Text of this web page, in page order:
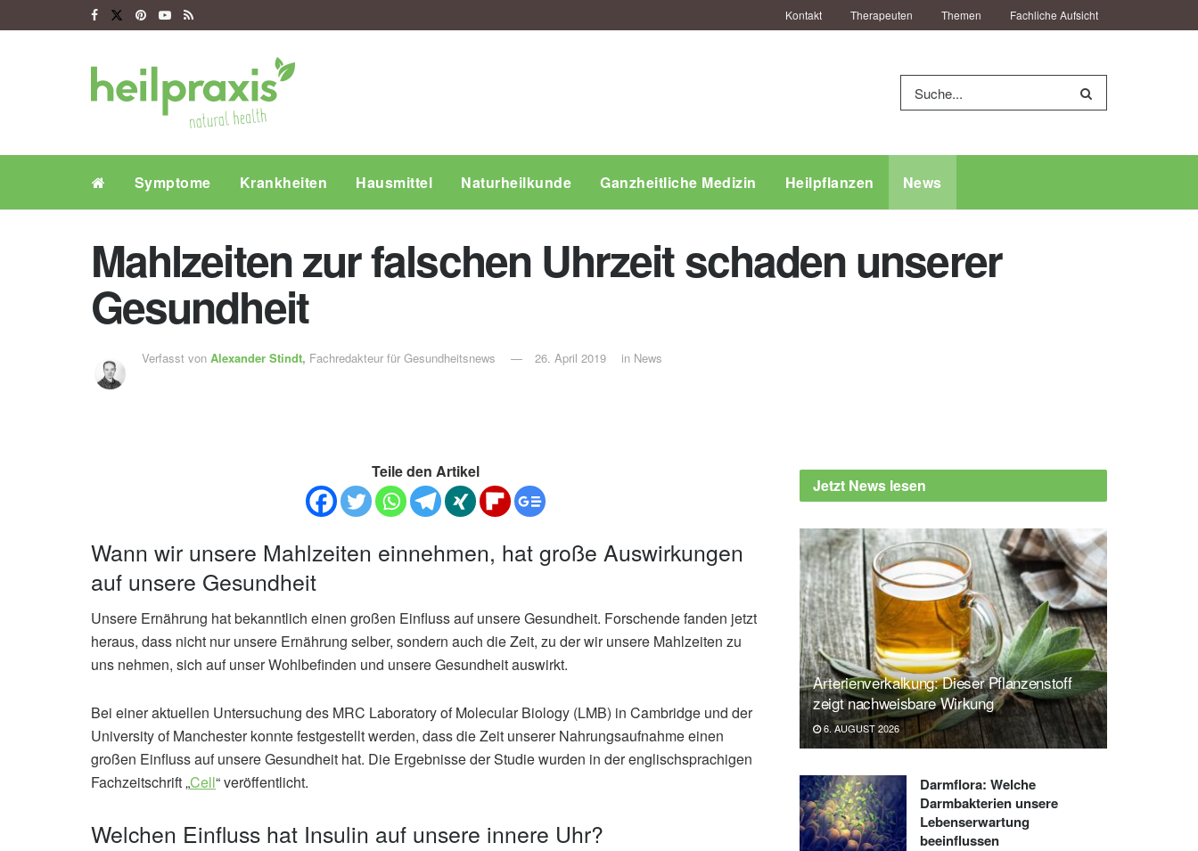
Kontakt Therapeuten Themen Fachliche Aufsicht
Symptome Krankheiten Hausmittel Naturheilkunde Ganzheitliche Medizin Heilpflanzen News
Mahlzeiten zur falschen Uhrzeit schaden unserer
Gesundheit
Verfasst von Alexander Stindt, Fachredakteur für Gesundheitsnews 26. April 2019 in News
Teile den Artikel
Wann wir unsere Mahlzeiten einnehmen, hat große Auswirkungen
auf unsere Gesundheit
Unsere Ernährung hat bekanntlich einen großen Einfluss auf unsere Gesundheit. Forschende fanden jetzt
heraus, dass nicht nur unsere Ernährung selber, sondern auch die Zeit, zu der wir unsere Mahlzeiten zu
uns nehmen, sich auf unser Wohlbefinden und unsere Gesundheit auswirkt.
Bei einer aktuellen Untersuchung des MRC Laboratory of Molecular Biology (LMB) in Cambridge und der
University of Manchester konnte festgestellt werden, dass die Zeit unserer Nahrungsaufnahme einen
großen Einfluss auf unsere Gesundheit hat. Die Ergebnisse der Studie wurden in der englischsprachigen
Fachzeitschrift „Cell“ veröffentlicht.
Welchen Einfluss hat Insulin auf unsere innere Uhr?
Jetzt News lesen
Arterienverkalkung: Dieser Pflanzenstoff
zeigt nachweisbare Wirkung
6. AUGUST 2026
Darmflora: Welche
Darmbakterien unsere
Lebenserwartung
beeinflussen